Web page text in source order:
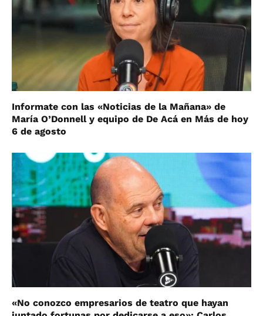
Informate con las «Noticias de la Mañana» de
María O’Donnell y equipo de De Acá en Más de hoy
6 de agosto
«No conozco empresarios de teatro que hayan